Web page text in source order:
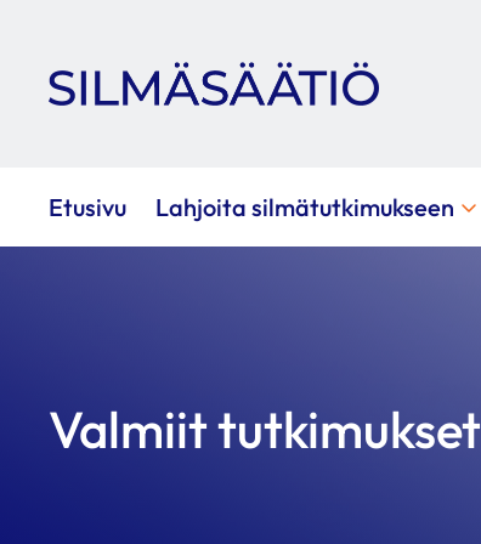
Etusivu Lahjoita silmätutkimukseen
Valmiit tutkimukset